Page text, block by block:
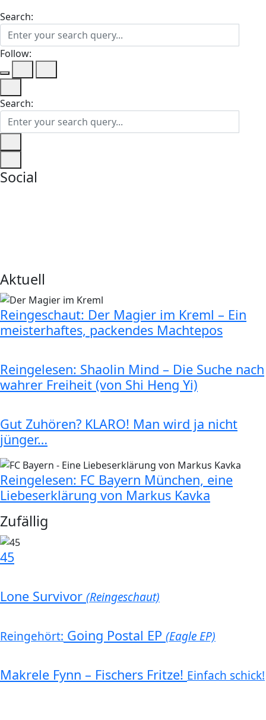
Search:
Follow:
Search:
Social
Aktuell
Reingeschaut: Der Magier im Kreml – Ein
meisterhaftes, packendes Machtepos
Reingelesen: Shaolin Mind – Die Suche nach
wahrer Freiheit (von Shi Heng Yi)
Gut Zuhören? KLARO! Man wird ja nicht
jünger…
Reingelesen: FC Bayern München, eine
Liebeserklärung von Markus Kavka
Zufällig
45
Lone Survivor (Reingeschaut)
Reingehört: Going Postal EP (Eagle EP)
Makrele Fynn – Fischers Fritze! Einfach schick!